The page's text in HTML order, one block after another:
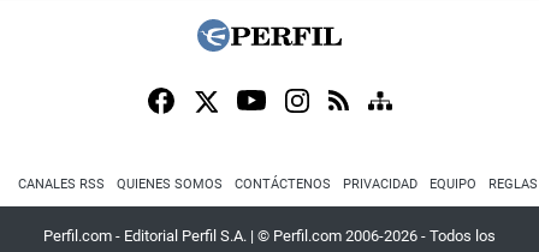
CANALES RSS QUIENES SOMOS CONTÁCTENOS PRIVACIDAD EQUIPO
Perfil.com - Editorial Perfil S.A. | © Perfil.com 2006-2026 - Todos los